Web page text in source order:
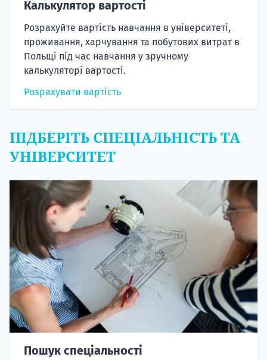
Калькулятор вартості
Розрахуйте вартість навчання в університеті,
проживання, харчування та побутових витрат в
Польщі під час навчання у зручному
калькуляторі вартості.
Розрахувати вартість
ПІДБЕРІТЬ СПЕЦІАЛЬНІСТЬ ТА
УНІВЕРСИТЕТ
Пошук спеціальності